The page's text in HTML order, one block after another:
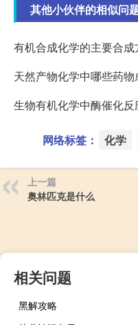
其他小伙伴的相似问
有机合成化学的主要合成
天然产物化学中哪些药物
生物有机化学中酶催化反
网络标签： 化学
上一篇
奥林匹克是什么
相关问题
黑解攻略